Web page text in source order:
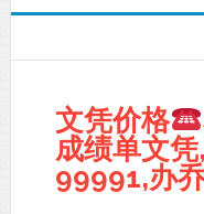
文凭价格
成绩单文
99991,办